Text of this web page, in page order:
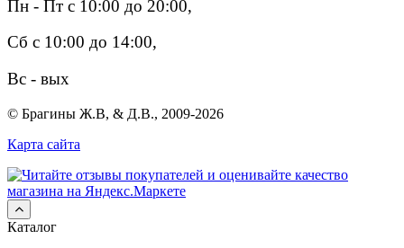
Пн - Пт с 10:00 до 20:00,
Сб с 10:00 до 14:00,
Вс - вых
© Брагины Ж.В, & Д.В., 2009-2026
Карта сайта
Каталог